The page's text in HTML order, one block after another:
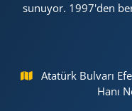
sunuyor. 1997'den
Atatürk Bulvarı
Hanı